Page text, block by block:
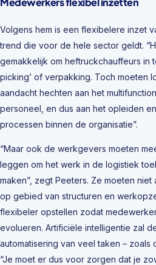
Volgens hem is een flexibelere inzet
trend die voor de hele sector geldt.
gemakkelijk om heftruckchauffeurs in
picking’ of verpakking. Toch moeten
aandacht hechten aan het
personeel, en dus aan het opleiden
processen binnen de organisatie”.
“Maar ook de werkgevers moeten
leggen om het werk in de logistiek
maken”, zegt Peeters. Ze moeten
op gebied van structuren en
flexibeler opstellen zodat
evolueren. Artificiële intelligentie zal
automatisering van veel taken – zoals
“Je moet er dus voor zorgen dat je